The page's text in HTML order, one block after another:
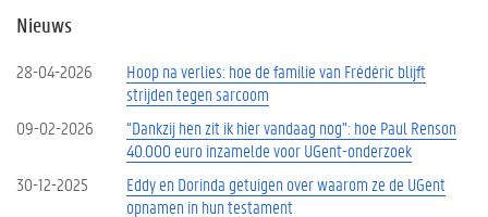
Nieuws
28-04-2026
Hoop na verlies: hoe de familie van Frédéric blijft
strijden tegen sarcoom
09-02-2026
“Dankzij hen zit ik hier vandaag nog”: hoe Paul Renson
40.000 euro inzamelde voor UGent-onderzoek
30-12-2025
Eddy en Dorinda getuigen over waarom ze de UGent
opnamen in hun testament